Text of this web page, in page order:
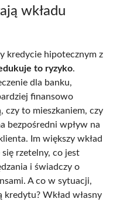
wkładu
kredycie hipotecznym z
to ryzyko.
dla banku,
finansowo
czy to mieszkaniem, czy
bezpośredni wpływ na
Im większy wkład
rzetelny, co jest
i świadczy o
A co w sytuacji,
kredytu? Wkład własny